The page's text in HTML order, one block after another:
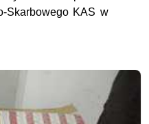
Skarbowego KAS w